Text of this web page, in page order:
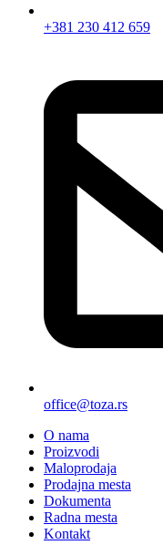
+381 230 412 659
office@toza.rs
O nama
Proizvodi
Maloprodaja
Prodajna mesta
Dokumenta
Radna mesta
Kontakt